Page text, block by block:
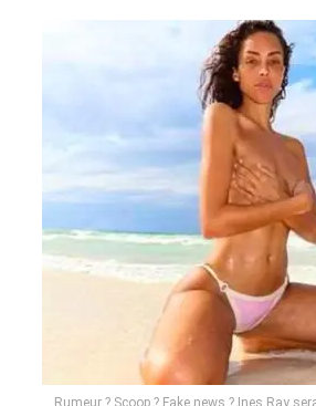
Rumeur ? Scoop ? Fake news ? Ines Ray